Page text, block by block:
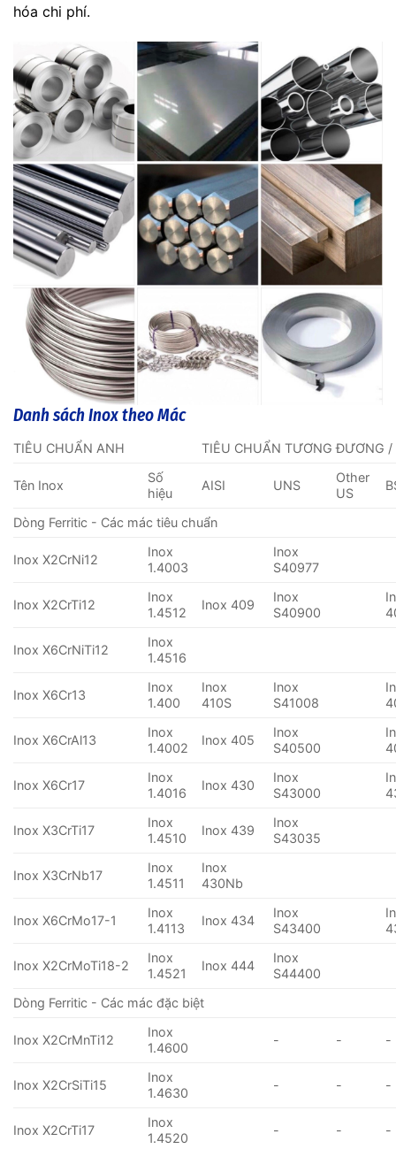
hóa chi phí.
Danh sách Inox theo Mác
TIÊU CHUẨN ANH TIÊU CHUẨN TƯƠNG ĐƯƠNG /
Tên Inox
Số
hiệu
AISI UNS
Other
US
Dòng Ferritic - Các mác tiêu chuẩn
Inox X2CrNi12
Inox
1.4003
Inox
S40977
Inox X2CrTi12
Inox
1.4512
Inox 409
Inox
S40900
Inox X6CrNiTi12
Inox
1.4516
Inox X6Cr13
Inox
1.400
Inox
410S
Inox
S41008
Inox X6CrAl13
Inox
1.4002
Inox 405
Inox
S40500
Inox X6Cr17
Inox
1.4016
Inox 430
Inox
S43000
Inox X3CrTi17
Inox
1.4510
Inox 439
Inox
S43035
Inox X3CrNb17
Inox
1.4511
Inox
430Nb
Inox X6CrMo17-1
Inox
1.4113
Inox 434
Inox
S43400
Inox X2CrMoTi18-2
Inox
1.4521
Inox 444
Inox
S44400
Dòng Ferritic - Các mác đặc biệt
Inox X2CrMnTi12
Inox
1.4600
- - -
Inox X2CrSiTi15
Inox
1.4630
- - -
Inox X2CrTi17
Inox
1.4520
- - -